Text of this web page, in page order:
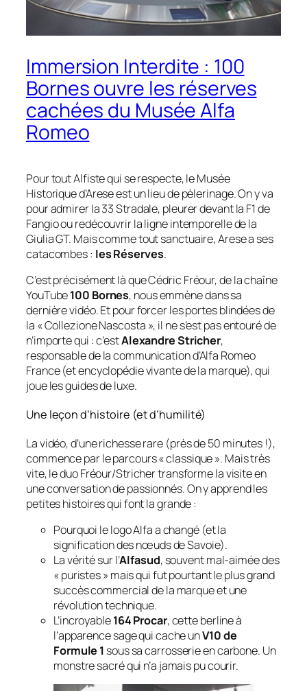
Immersion Interdite : 100
Bornes ouvre les réserves
cachées du Musée Alfa
Romeo
Pour tout Alfiste qui se respecte, le Musée
Historique d’Arese est un lieu de pèlerinage. On y va
pour admirer la 33 Stradale, pleurer devant la F1 de
Fangio ou redécouvrir la ligne intemporelle de la
Giulia GT. Mais comme tout sanctuaire, Arese a ses
catacombes : les Réserves.
C’est précisément là que Cédric Fréour, de la chaîne
YouTube100 Bornes, nous emmène dans sa
dernière vidéo. Et pour forcer les portes blindées de
la « Collezione Nascosta », il ne s’est pas entouré de
n’importe qui : c’estAlexandre Stricher,
responsable de la communication d’Alfa Romeo
France (et encyclopédie vivante de la marque), qui
joue les guides de luxe.
Une leçon d’histoire (et d’humilité)
La vidéo, d’une richesse rare (près de 50 minutes !),
commence par le parcours « classique ». Mais très
vite, le duo Fréour/Stricher transforme la visite en
une conversation de passionnés. On y apprend les
petites histoires qui font la grande :
Pourquoi le logo Alfa a changé (et la
signification des nœuds de Savoie).
La vérité sur l’Alfasud, souvent mal-aimée des
« puristes » mais qui fut pourtant le plus grand
succès commercial de la marque et une
révolution technique.
L’incroyable164 Procar, cette berline à
l’apparence sage qui cache unV10 de
Formule 1 sous sa carrosserie en carbone. Un
monstre sacré qui n’a jamais pu courir.